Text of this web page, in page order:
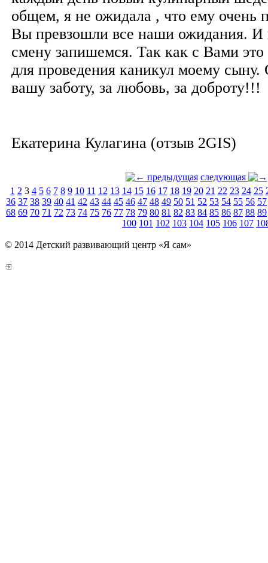
общем, я не ожидала , что ему очень
Вы превзошли все наши ожидания.
смену запишемся. Так как с Вами
для проведения каникул моему сыну.
вашу заботу, за любовь, за доброту!!!
Екатерина Кулагина (отзыв 2GIS)
предыдущая следующая
1 2 3 4 5 6 7 8 9 10 11 12 13 14 15 16 17 18 19 20 21 22 23 24 25
36 37 38 39 40 41 42 43 44 45 46 47 48 49 50 51 52 53 54 55 56 57
68 69 70 71 72 73 74 75 76 77 78 79 80 81 82 83 84 85 86 87 88 89
100 101 102 103 104 105 106 107
© 2014 Детский развивающий центр «Я сам»